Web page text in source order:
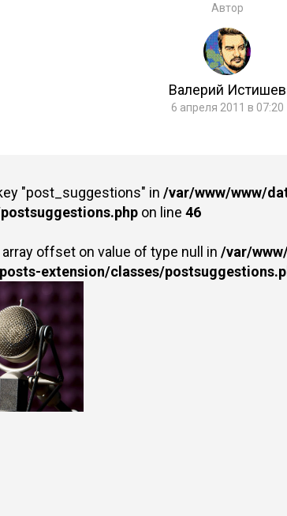
Автор
Валерий Истишев
6 апреля 2011 в 07:20
"post_suggestions" in /var/www/www/
on line 46
offset on value of type null in /var/
extension/classes/